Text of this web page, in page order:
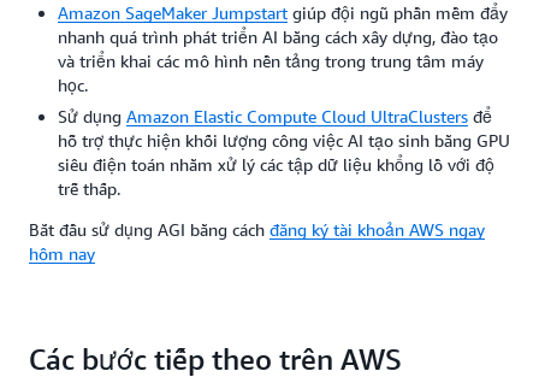
Amazon SageMaker Jumpstart giúp đội ngũ phần mềm đẩy
nhanh quá trình phát triển AI bằng cách xây dựng, đào tạo
và triển khai các mô hình nền tảng trong trung tâm máy
học.
Sử dụng Amazon Elastic Compute Cloud UltraClusters để
hỗ trợ thực hiện khối lượng công việc AI tạo sinh bằng GPU
siêu điện toán nhằm xử lý các tập dữ liệu khổng lồ với độ
trễ thấp.
Bắt đầu sử dụng AGI bằng cách đăng ký tài khoản AWS ngay
hôm nay
Các bước tiếp theo trên AWS